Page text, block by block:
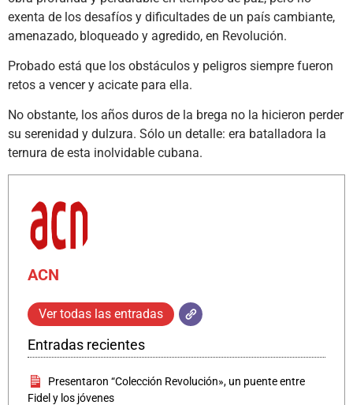
exenta de los desafíos y dificultades de un país cambiante,
amenazado, bloqueado y agredido, en Revolución.
Probado está que los obstáculos y peligros siempre fueron
retos a vencer y acicate para ella.
No obstante, los años duros de la brega no la hicieron perder
su serenidad y dulzura. Sólo un detalle: era batalladora la
ternura de esta inolvidable cubana.
ACN
Ver todas las entradas
Entradas recientes
Presentaron “Colección Revolución», un puente entre
Fidel y los jóvenes